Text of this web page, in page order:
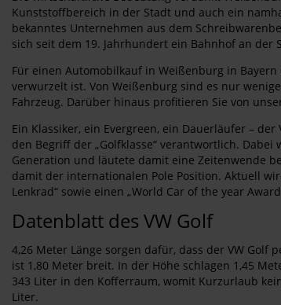
Kunststoffbereich in der Stadt und auch ein
bekanntes Unternehmen aus dem
sich seit dem 19. Jahrhundert ein Bahnhof an
Für einen Automobilkauf in Weißenburg in
verwurzelt ist. Von Weißenburg sind es nur
Fahrzeug. Darüber hinaus profitieren Sie von
Ein Klassiker, ein Evergreen, ein Dauerläufer –
den Begriff der „Golfklasse“ verantwortlich.
Generation und läutete damit eine Zeitenwende
damit der internationalen Pole Position. Aktuell
Lenkrad“ sowie einen „World Car of the year
Datenblatt des VW Golf
4,26 Meter Länge sorgen dafür, dass der VW
ist 1,80 Meter breit. In der Höhe schlagen 1,45
343 Liter in den Kofferraum, womit Kurzurlaub
Liter.